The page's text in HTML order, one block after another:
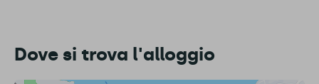
Dove si trova l'alloggio